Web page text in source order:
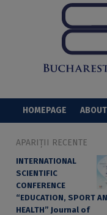
HOMEPAGE
APARIȚII RECENTE
INTERNATIONAL
SCIENTIFIC
CONFERENCE
“EDUCATION, SPORT
HEALTH” Journal of